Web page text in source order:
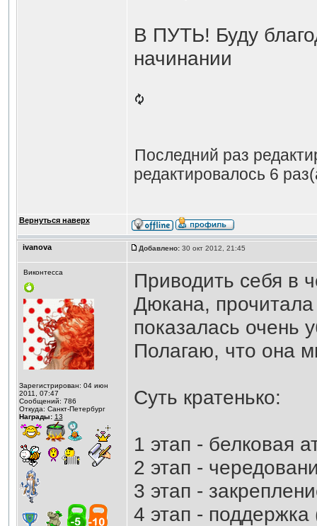
В ПУТЬ! Буду
начинании
Последний раз
редактировалось 6
Вернуться наверх
ivanova Добавлено:30 окт 2012, 21:45
Виконтесса
Зарегистрирован: 04 июн
2011, 07:47
Сообщений: 786
Откуда: Санкт-Петербург
Награды: 13
Приводить себя в
Дюкана, прочитала
показалась очень
Полагаю, что она
Суть кратенько:
1 этап - белковая
2 этап -
3 этап -
4 этап -